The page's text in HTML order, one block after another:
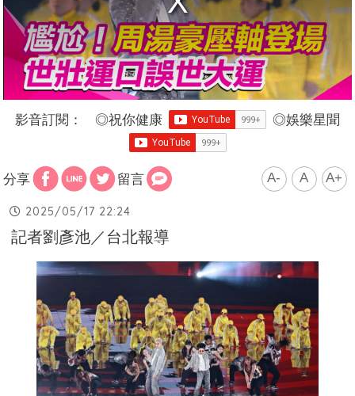
影音訂閱： ◎祝你健康 ◎娛樂星聞
分享 留言 A- A A+
2025/05/17 22:24
記者劉彥池／台北報導